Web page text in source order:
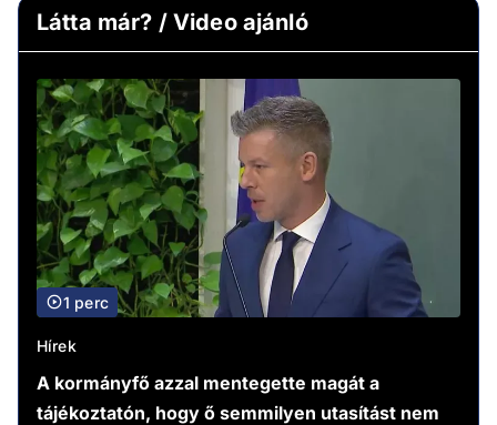
Látta már? / Video ajánló
1 perc
Hírek
A kormányfő azzal mentegette magát a
tájékoztatón, hogy ő semmilyen utasítást nem